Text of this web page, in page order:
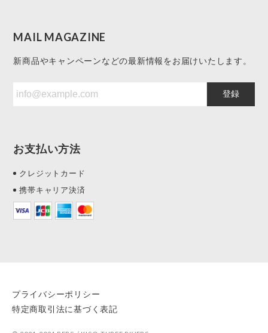
MAIL MAGAZINE
新商品やキャンペーンなどの最新情報をお届けいたします。
登録
お支払い方法
クレジットカード
携帯キャリア決済
プライバシーポリシー
特定商取引法に基づく表記